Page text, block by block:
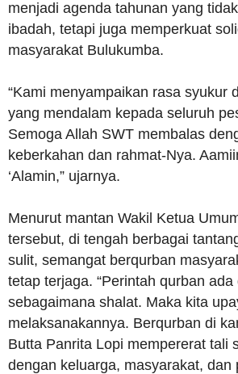
menjadi agenda tahunan yang
ibadah, tetapi juga memperkuat
masyarakat Bulukumba.
“Kami menyampaikan rasa syukur
yang mendalam kepada seluruh
Semoga Allah SWT membalas
keberkahan dan rahmat-Nya.
‘Alamin,” ujarnya.
Menurut mantan Wakil Ketua
tersebut, di tengah berbagai
sulit, semangat berqurban
tetap terjaga. “Perintah qurban ada
sebagaimana shalat. Maka kita
melaksanakannya. Berqurban di
Butta Panrita Lopi mempererat tali
dengan keluarga, masyarakat, dan